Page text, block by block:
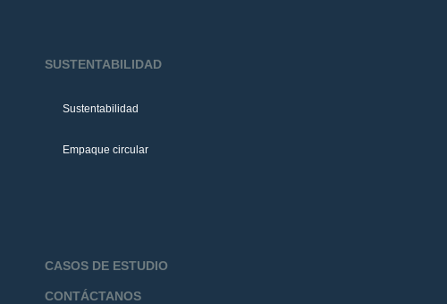
SUSTENTABILIDAD
Sustentabilidad
Empaque circular
CASOS DE ESTUDIO
CONTÁCTANOS